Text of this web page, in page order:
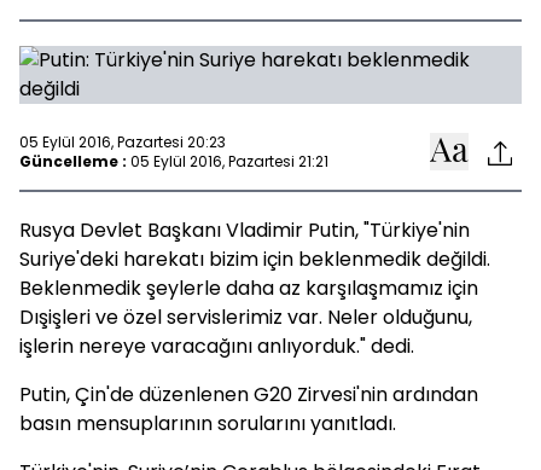
05 Eylül 2016, Pazartesi 20:23
Güncelleme : 05 Eylül 2016, Pazartesi 21:21
Rusya Devlet Başkanı Vladimir Putin, "Türkiye'nin
Suriye'deki harekatı bizim için beklenmedik değildi.
Beklenmedik şeylerle daha az karşılaşmamız için
Dışişleri ve özel servislerimiz var. Neler olduğunu,
işlerin nereye varacağını anlıyorduk." dedi.
Putin, Çin'de düzenlenen G20 Zirvesi'nin ardından
basın mensuplarının sorularını yanıtladı.